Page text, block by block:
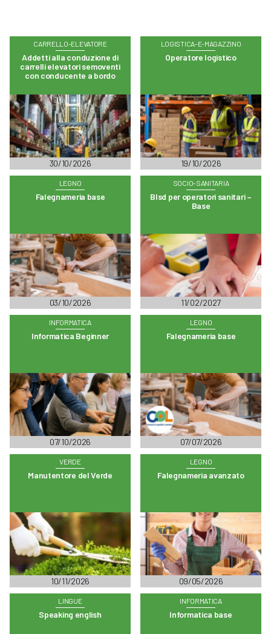
CARRELLO-ELEVATORE
Addetti alla conduzione di
carrelli elevatori semoventi
con conducente a bordo
30/10/2026
LOGISTICA-E-MAGAZZINO
Operatore logistico
19/10/2026
LEGNO
Falegnameria base
03/10/2026
SOCIO-SANITARIA
Blsd per operatori sanitari –
Base
11/02/2027
INFORMATICA
Informatica Beginner
07/10/2026
LEGNO
Falegnameria base
07/07/2026
VERDE
Manutentore del Verde
10/11/2026
LEGNO
Falegnameria avanzato
09/05/2026
LINGUE
Speaking english
INFORMATICA
Informatica base